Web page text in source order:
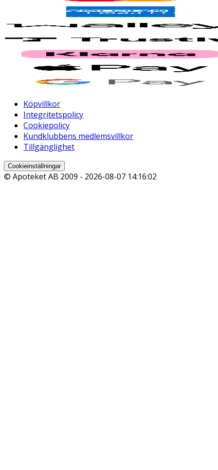
Köpvillkor
Integritetspolicy
Cookiepolicy
Kundklubbens medlemsvillkor
Tillgänglighet
Cookieinställningar
© Apoteket AB 2009 - 2026-08-07 14:16:02